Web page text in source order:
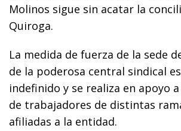
Molinos sigue sin acatar la
Quiroga.
La medida de fuerza de la sede
de la poderosa central sindical
indefinido y se realiza en apoyo
de trabajadores de distintas
afiliadas a la entidad.